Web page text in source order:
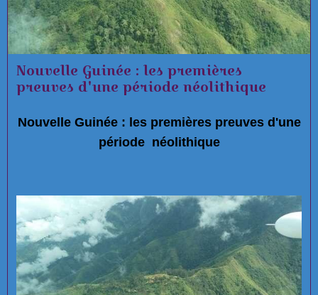
Nouvelle Guinée : les premières
preuves d'une période néolithique
Nouvelle Guinée : les premières preuves d'une
période néolithique